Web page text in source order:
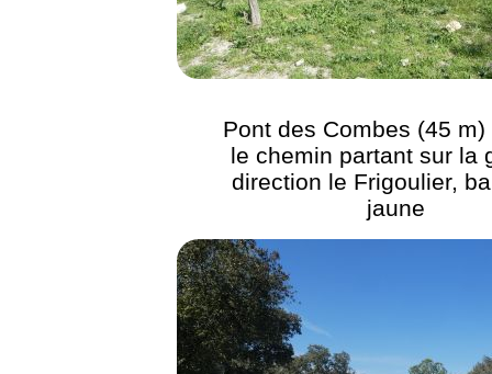
Pont des Combes (45
le chemin partant sur la
direction le Frigoulier,
jaune